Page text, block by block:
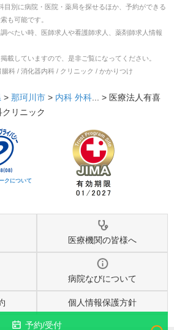
目別に病院・医院・薬局を探せるほか、予約ができる
も可能です。
べたい時、医師求人や看護師求人、薬剤師求人情報
載していますので、是非ご覧になってください。
腸科 / 消化器内科 / クリニック / かかりつけ
予約/受付
> 那珂川市 > 内科 外科... > 医療法人有喜
リニック
クについて
医療機関の皆様へ
病院なびについて
個人情報保護方針